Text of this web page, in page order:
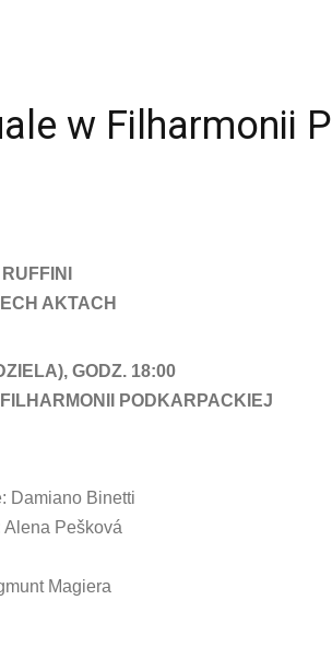
w Filharmonii
AKTACH
GODZ. 18:00
PODKARPACKIEJ
Damiano Binetti
Alena Pešková
Magiera